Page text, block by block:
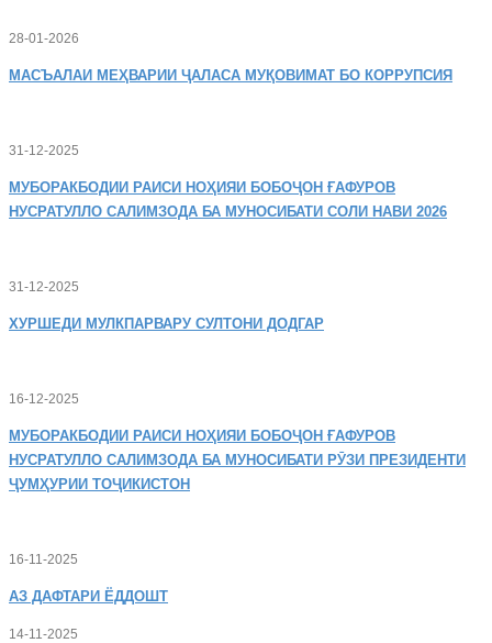
28-01-2026
МАСЪАЛАИ МЕҲВАРИИ ҶАЛАСА МУҚОВИМАТ БО КОРРУПСИЯ
31-12-2025
МУБОРАКБОДИИ РАИСИ НОҲИЯИ БОБОҶОН ҒАФУРОВ
НУСРАТУЛЛО САЛИМЗОДА БА МУНОСИБАТИ СОЛИ НАВИ 2026
31-12-2025
ХУРШЕДИ МУЛКПАРВАРУ СУЛТОНИ ДОДГАР
16-12-2025
МУБОРАКБОДИИ РАИСИ НОҲИЯИ БОБОҶОН ҒАФУРОВ
НУСРАТУЛЛО САЛИМЗОДА БА МУНОСИБАТИ РӮЗИ ПРЕЗИДЕНТИ
ҶУМҲУРИИ ТОҶИКИСТОН
16-11-2025
АЗ ДАФТАРИ ЁДДОШТ
14-11-2025